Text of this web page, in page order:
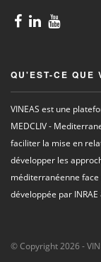
QU'EST-CE QUE
VINEAS est une
MEDCLIV -
faciliter la mise en
développer les
méditerranéenne
développée par INRAE
© Copyright 2026 -